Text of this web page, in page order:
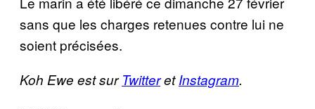
sans que les charges retenues contre lui ne
soient précisées.
Koh Ewe est surTwitteretInstagram.